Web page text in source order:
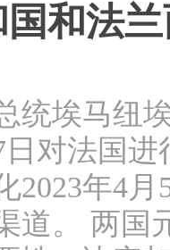
和法
统埃马纽
日对法国
2023年4
道。 两国